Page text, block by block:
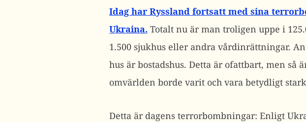
Idag har Ryssland fortsatt med sina
Ukraina. Totalt nu är man troligen uppe i
1.500 sjukhus eller andra vårdinrättningar.
hus är bostadshus. Detta är ofattbart, men
omvärlden borde varit och vara betydligt
Detta är dagens terrorbombningar: Enligt